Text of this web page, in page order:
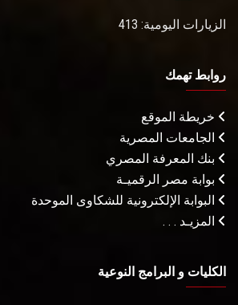
الزيارات اليومية: 413
روابط تهمك
خريطة الموقع
الجامعات المصرية
بنك المعرفة المصري
بوابة مصر الرقميـة
البوابة الإلكترونية للشكاوى الموحدة
المزيـد . . .
الكليات و البرامج النوعية